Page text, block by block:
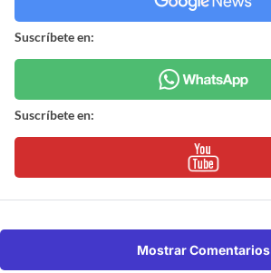
Suscríbete en:
Suscríbete en:
Mostrar Comentarios